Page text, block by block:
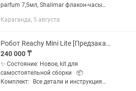
parfum 7,5мл, Shalimar флакон-часы
Caleche 75мл со сменным блоком с
Караганда, 5 августа
Робот Reachy Mini Lite [Предзаказ] [Hugging Face]
240 000 ₸
✨ Состояние: Новое, kit для
самостоятельной сборки 📦
Комплект: Все детали и инструкция